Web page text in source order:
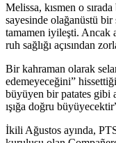
Melissa, kısmen o
sayesinde olağanüstü
tamamen iyileşti. Ancak
ruh sağlığı açısından
Bir kahraman olarak
edemeyeceğini”
büyüyen bir patates gibi
ışığa doğru
İkili Ağustos ayında,